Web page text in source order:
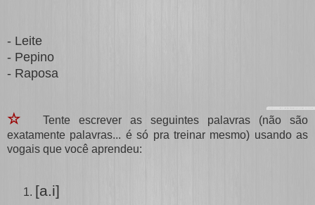
- Leite
- Pepino
- Raposa
☆
Tente escrever as seguintes palavras (não são
exatamente palavras... é só pra treinar mesmo) usando as
vogais que você aprendeu:
[a.i]